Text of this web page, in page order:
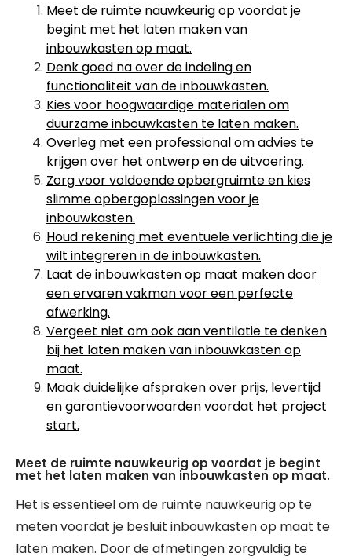
Meet de ruimte nauwkeurig op voordat je
begint met het laten maken van
inbouwkasten op maat.
Denk goed na over de indeling en
functionaliteit van de inbouwkasten.
Kies voor hoogwaardige materialen om
duurzame inbouwkasten te laten maken.
Overleg met een professional om advies te
krijgen over het ontwerp en de uitvoering.
Zorg voor voldoende opbergruimte en kies
slimme opbergoplossingen voor je
inbouwkasten.
Houd rekening met eventuele verlichting die je
wilt integreren in de inbouwkasten.
Laat de inbouwkasten op maat maken door
een ervaren vakman voor een perfecte
afwerking.
Vergeet niet om ook aan ventilatie te denken
bij het laten maken van inbouwkasten op
maat.
Maak duidelijke afspraken over prijs, levertijd
en garantievoorwaarden voordat het project
start.
Meet de ruimte nauwkeurig op voordat je begint
met het laten maken van inbouwkasten op maat.
Het is essentieel om de ruimte nauwkeurig op te
meten voordat je besluit inbouwkasten op maat te
laten maken. Door de afmetingen zorgvuldig te